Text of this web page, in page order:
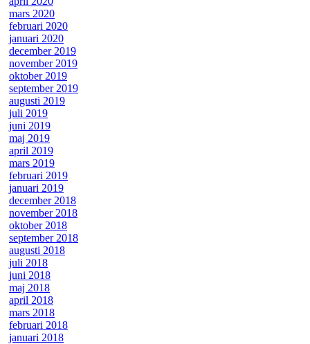
mars 2020
februari 2020
januari 2020
december 2019
november 2019
oktober 2019
september 2019
augusti 2019
juli 2019
juni 2019
maj 2019
april 2019
mars 2019
februari 2019
januari 2019
december 2018
november 2018
oktober 2018
september 2018
augusti 2018
juli 2018
juni 2018
maj 2018
april 2018
mars 2018
februari 2018
januari 2018